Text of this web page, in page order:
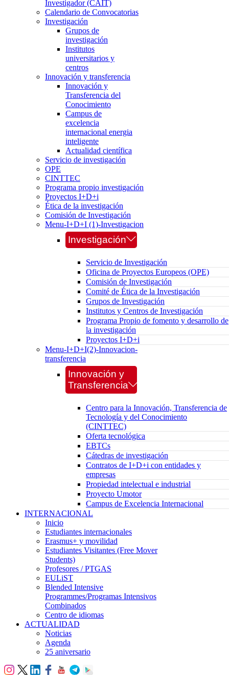
Investigador (CAIT)
Calendario de Convocatorias
Investigación
Grupos de
investigación
Institutos
universitarios y
centros
Innovación y transferencia
Innovación y
Transferencia del
Conocimiento
Campus de
excelencia
internacional energia
inteligente
Actualidad científica
Servicio de investigación
OPE
CINTTEC
Programa propio investigación
Proyectos I+D+i
Ética de la investigación
Comisión de Investigación
Menu-I+D+I (1)-Investigacion
Investigación
Servicio de Investigación
Oficina de Proyectos Europeos (OPE)
Comisión de Investigación
Comité de Ética de la Investigación
Grupos de Investigación
Institutos y Centros de Investigación
Programa Propio de fomento y desarrollo de
la investigación
Proyectos I+D+i
Menu-I+D+I(2)-Innovacion-
transferencia
Innovación y
Transferencia
Centro para la Innovación, Transferencia de
Tecnología y del Conocimiento
(CINTTEC)
Oferta tecnológica
EBTCs
Cátedras de investigación
Contratos de I+D+i con entidades y
empresas
Propiedad intelectual e industrial
Proyecto Umotor
Campus de Excelencia Internacional
INTERNACIONAL
Inicio
Estudiantes internacionales
Erasmus+ y movilidad
Estudiantes Visitantes (Free Mover
Students)
Profesores / PTGAS
EULiST
Blended Intensive
Programmes/Programas Intensivos
Combinados
Centro de idiomas
ACTUALIDAD
Noticias
Agenda
25 aniversario